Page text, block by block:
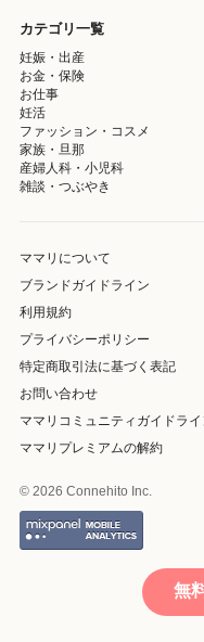
カテゴリ一覧
妊娠・出産
お金・保険
お仕事
妊活
ファッション・コスメ
家族・旦那
産婦人科・小児科
雑談・つぶやき
ママリについて
ブランドガイドライン
利用規約
プライバシーポリシー
特定商取引法に基づく表記
お問い合わせ
ママリコミュニティガイドライ
ママリプレミアムの解約
© 2026 Connehito Inc.
無